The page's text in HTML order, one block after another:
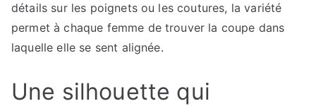
détails sur les poignets ou les coutures, la variété
permet à chaque femme de trouver la coupe dans
laquelle elle se sent alignée.
Une silhouette qui